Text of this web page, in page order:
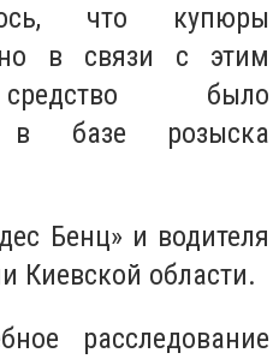
что купюры
в связи с этим
было
в базе розыска
Бенц» и водителя
Киевской области.
расследование